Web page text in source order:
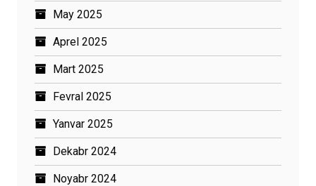
May 2025
Aprel 2025
Mart 2025
Fevral 2025
Yanvar 2025
Dekabr 2024
Noyabr 2024